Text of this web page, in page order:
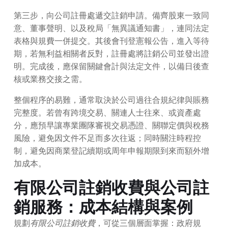
第三步，向公司註冊處遞交註銷申請。備齊股東一致同
意、董事聲明、以及稅局「無異議通知書」，連同法定
表格與規費一併提交。其後會刊登憲報公告，進入等待
期，若無利益相關者反對，註冊處將註銷公司並發出證
明。完成後，應保留關鍵會計與法定文件，以備日後查
核或業務交接之需。
整個程序的易難，通常取決於公司過往合規紀律與賬務
完整度。若曾有跨境交易、關連人士往來、或資產處
分，應預早讓專業團隊審視交易憑證、關聯定價與稅務
風險，避免因文件不足而多次往返；同時關注時程控
制，避免因商業登記續期或周年申報期限到來而額外增
加成本。
有限公司註銷收費與公司註
銷服務：成本結構與案例
規劃有限公司註銷收費，可從三個層面掌握：政府規